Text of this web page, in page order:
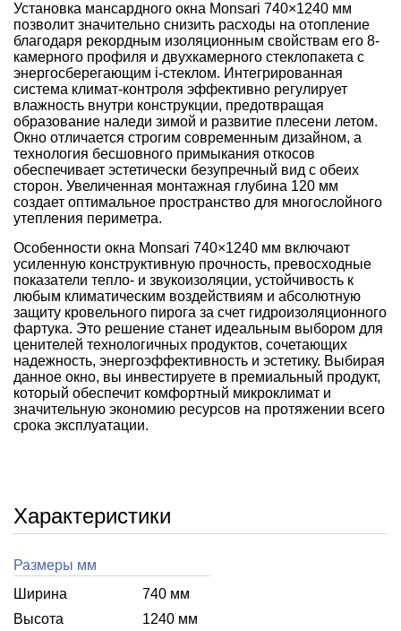
Установка мансардного окна Monsari 740×1240 мм
позволит значительно снизить расходы на отопление
благодаря рекордным изоляционным свойствам его 8-
камерного профиля и двухкамерного стеклопакета с
энергосберегающим i-стеклом. Интегрированная
система климат-контроля эффективно регулирует
влажность внутри конструкции, предотвращая
образование наледи зимой и развитие плесени летом.
Окно отличается строгим современным дизайном, а
технология бесшовного примыкания откосов
обеспечивает эстетически безупречный вид с обеих
сторон. Увеличенная монтажная глубина 120 мм
создает оптимальное пространство для многослойного
утепления периметра.
Особенности окна Monsari 740×1240 мм включают
усиленную конструктивную прочность, превосходные
показатели тепло- и звукоизоляции, устойчивость к
любым климатическим воздействиям и абсолютную
защиту кровельного пирога за счет гидроизоляционного
фартука. Это решение станет идеальным выбором для
ценителей технологичных продуктов, сочетающих
надежность, энергоэффективность и эстетику. Выбирая
данное окно, вы инвестируете в премиальный продукт,
который обеспечит комфортный микроклимат и
значительную экономию ресурсов на протяжении всего
срока эксплуатации.
Характеристики
Размеры мм
Ширина
740 мм
Высота
1240 мм